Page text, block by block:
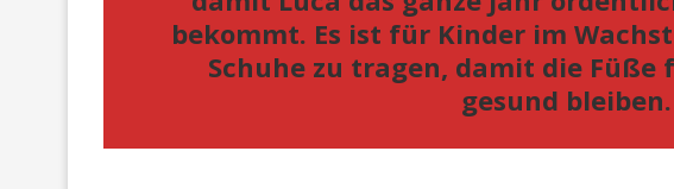
bekommt. Es ist für Kinder im
Schuhe zu tragen, damit die
gesund bleiben.